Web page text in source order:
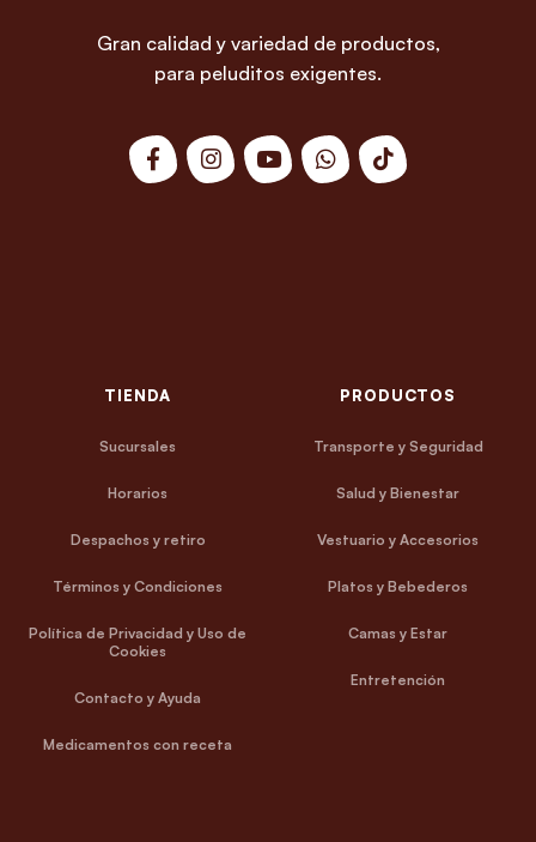
Gran calidad y variedad de productos,
para peluditos exigentes.
TIENDA
Sucursales
Horarios
Despachos y retiro
Términos y Condiciones
Política de Privacidad y Uso de
Cookies
Contacto y Ayuda
Medicamentos con receta
PRODUCTOS
Transporte y Seguridad
Salud y Bienestar
Vestuario y Accesorios
Platos y Bebederos
Camas y Estar
Entretención